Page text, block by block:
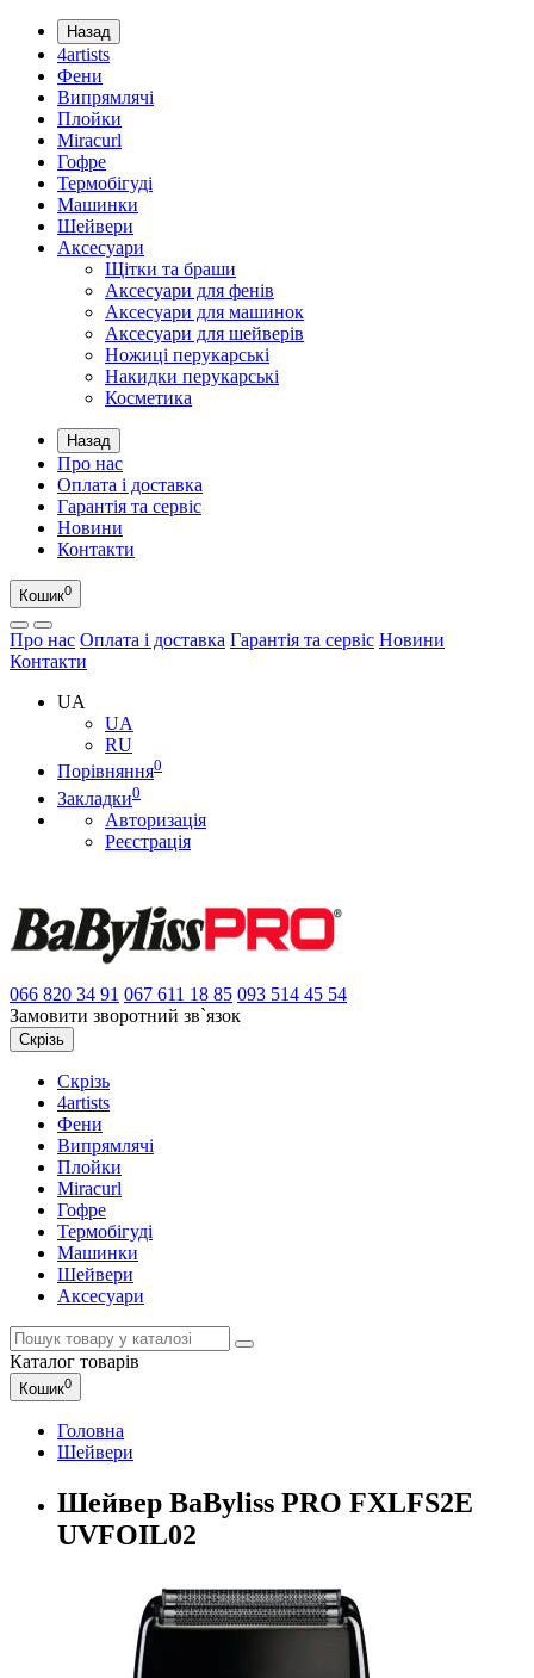
Назад
4artists
Фени
Випрямлячі
Плойки
Miracurl
Гофре
Термобігуді
Машинки
Шейвери
Аксесуари
Щітки та браши
Аксесуари для фенів
Аксесуари для машинок
Аксесуари для шейверів
Ножиці перукарські
Накидки перукарські
Косметика
Назад
Про нас
Оплата і доставка
Гарантія та сервіс
Новини
Контакти
Кошик0
Про нас Оплата і доставка Гарантія та сервіс Новини
Контакти
UA
UA
RU
Порівняння0
Закладки0
Авторизація
Реєстрація
066 820 34 91 067 611 18 85 093 514 45 54
Замовити зворотний зв`язок
Скрізь
Скрізь
4artists
Фени
Випрямлячі
Плойки
Miracurl
Гофре
Термобігуді
Машинки
Шейвери
Аксесуари
Каталог товарів
Кошик0
Головна
Шейвери
Шейвер BaByliss PRO FXLFS2E
UVFOIL02